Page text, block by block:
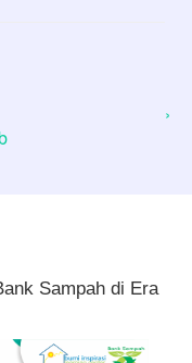
›
Sampah di Era